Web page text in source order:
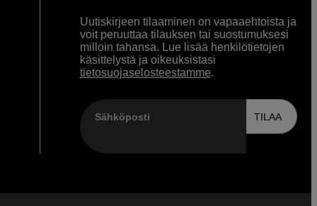
Uutiskirjeen tilaaminen on vapaaehtoista ja
voit peruuttaa tilauksen tai suostumuksesi
milloin tahansa. Lue lisää henkilötietojen
käsittelystä ja oikeuksistasi
tietosuojaselosteestamme.
Sähköposti TILAA